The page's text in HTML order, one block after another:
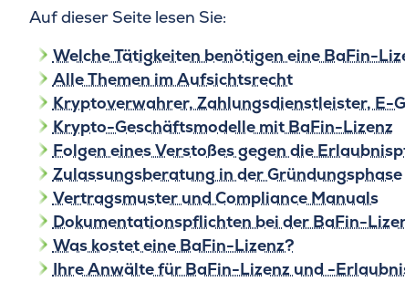
Auf dieser Seite lesen Sie:
Welche Tätigkeiten benötigen eine BaFin-
Alle Themen im Aufsichtsrecht
Kryptoverwahrer, Zahlungsdienstleister, E-
Krypto-Geschäftsmodelle mit BaFin-Lizenz
Folgen eines Verstoßes gegen die
Zulassungsberatung in der Gründungsphase
Vertragsmuster und Compliance Manuals
Dokumentationspflichten bei der BaFin-
Was kostet eine BaFin-Lizenz?
Ihre Anwälte für BaFin-Lizenz und -